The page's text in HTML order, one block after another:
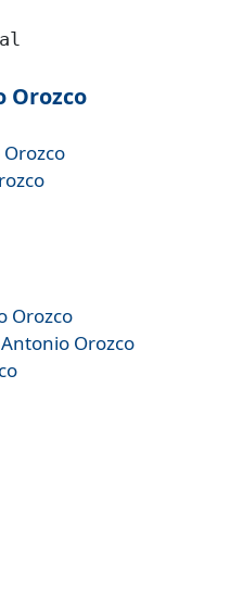
Orozco
Orozco
Orozco